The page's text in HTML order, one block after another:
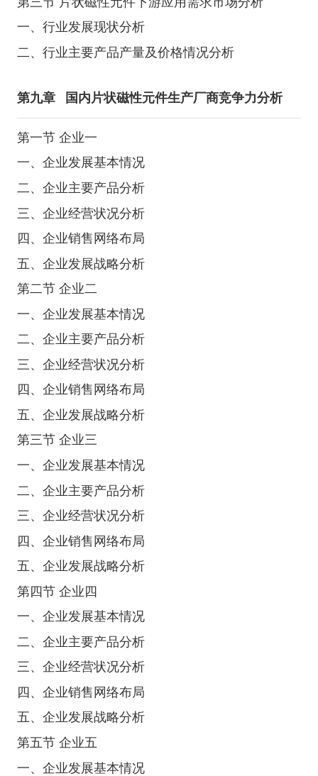
一、行业发展现状分析
二、行业主要产品产量及价格情况分析
第九章 国内片状磁性元件生产厂商竞争力分析
第一节 企业一
一、企业发展基本情况
二、企业主要产品分析
三、企业经营状况分析
四、企业销售网络布局
五、企业发展战略分析
第二节 企业二
一、企业发展基本情况
二、企业主要产品分析
三、企业经营状况分析
四、企业销售网络布局
五、企业发展战略分析
第三节 企业三
一、企业发展基本情况
二、企业主要产品分析
三、企业经营状况分析
四、企业销售网络布局
五、企业发展战略分析
第四节 企业四
一、企业发展基本情况
二、企业主要产品分析
三、企业经营状况分析
四、企业销售网络布局
五、企业发展战略分析
第五节 企业五
一、企业发展基本情况